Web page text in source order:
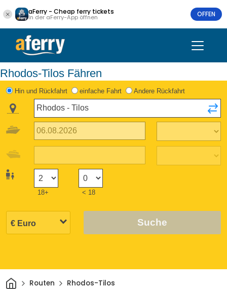
aFerry - Cheap ferry tickets
In der aFerry-App öffnen OFFEN
Rhodos-Tilos Fähren
Hin und Rückfahrt einfache Fahrt Andere Rückfahrt
18+ < 18
Suche
HeimRouten Rhodos-Tilos